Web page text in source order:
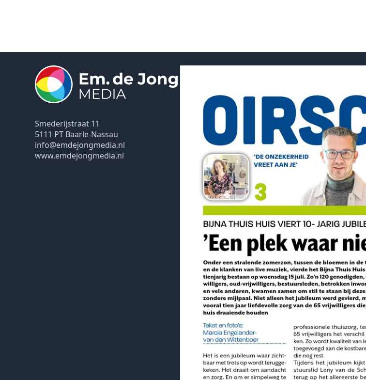
Smederijstraat 11
5111 PT Baarle-Nassau
info@emdejongmedia.nl
www.emdejongmedia.nl